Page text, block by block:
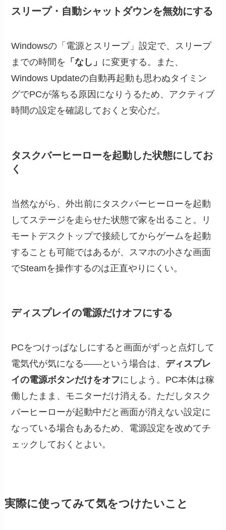
スリープ・自動シャットダウンを無効にする
Windowsの「電源とスリープ」設定で、スリープ
までの時間を 「なし」 に変更する。また、
Windows Updateの自動再起動も思わぬタイミン
グでPCが落ちる原因になりうるため、アクティブ
時間の設定を確認しておくと安心だ。
タスクバーヒーローを起動した状態にしてお
く
当然ながら、外出前にタスクバーヒーローを起動
してステージを走らせた状態で家を出ること。リ
モートデスクトップで接続してからゲームを起動
することも可能ではあるが、スマホの小さな画面
でSteamを操作するのは正直やりにくい。
ディスプレイの電源だけオフにする
PCをつけっぱなしにすると画面がずっと点灯して
電気代が気になる——という場合は、 ディスプレ
イの電源ボタンだけをオフにしよう。PC本体は稼
働したまま、モニターだけ消える。ただしタスク
バーヒーローが起動中だと画面が消えない設定に
なっている場合もあるため、電源設定を改めてチ
ェックしておくとよい。
実際に使ってみて気をつけたいこと